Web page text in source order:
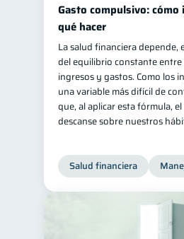
Gasto compulsivo:
qué hacer
La salud financiera depende,
del equilibrio constante
ingresos y gastos. Como los
una variable más difícil de
que, al aplicar esta fórmula,
descanse sobre nuestros
Salud financiera